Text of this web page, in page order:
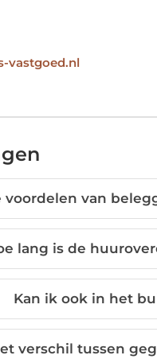
vastgoed.nl
voordelen van
lang is de
Kan ik ook in het
verschil tussen